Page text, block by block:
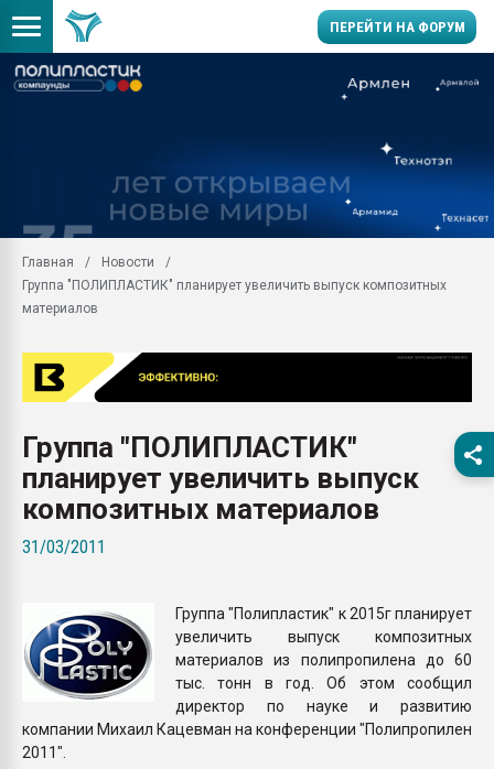
ПЕРЕЙТИ НА ФОРУМ
29.07.2026 ФРП помог
заводу пластмасс"
первый план в
28.07.2026
ситуацией на
Всё, что касается
Главная
Новости
Группа "ПОЛИПЛАСТИК" планирует увеличить выпуск композитных
материалов
Группа "ПОЛИПЛАСТИК"
планирует увеличить выпуск
композитных материалов
31/03/2011
Группа "Полипластик" к 2015г планирует
увеличить выпуск композитных
материалов из полипропилена до 60
тыс. тонн в год. Об этом сообщил
директор по науке и развитию
компании Михаил Кацевман на конференции "Полипропилен
2011".